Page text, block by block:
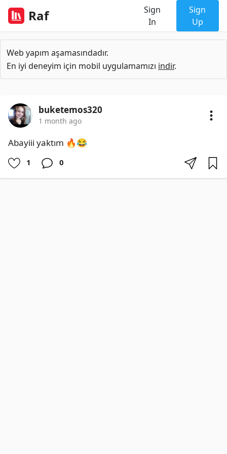
Raf
Sign
In
Sign
Up
Web yapım aşamasındadır.
En iyi deneyim için mobil uygulamamızı indir.
buketemos320
1 month ago
Abayiii yaktım 🔥😂
1 0